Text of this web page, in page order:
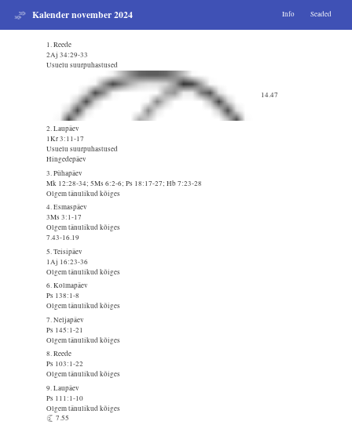
Kalender november 2024 Info Seaded
1. Reede
2Aj 34:29-33
Usuelu suurpuhastused
14.47
2. Laupäev
1Kr 3:11-17
Usuelu suurpuhastused
Hingedepäev
3. Pühapäev
Mk 12:28-34; 5Ms 6:2-6; Ps 18:17-27; Hb 7:23-28
Olgem tänulikud kõiges
4. Esmaspäev
3Ms 3:1-17
Olgem tänulikud kõiges
7.43-16.19
5. Teisipäev
1Aj 16:23-36
Olgem tänulikud kõiges
6. Kolmapäev
Ps 138:1-8
Olgem tänulikud kõiges
7. Neljapäev
Ps 145:1-21
Olgem tänulikud kõiges
8. Reede
Ps 103:1-22
Olgem tänulikud kõiges
9. Laupäev
Ps 111:1-10
Olgem tänulikud kõiges
7.55